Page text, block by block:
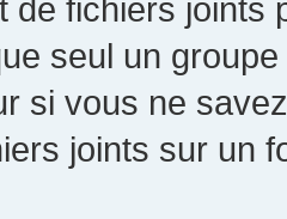
de fichiers
seul un
si vous ne
joints sur un